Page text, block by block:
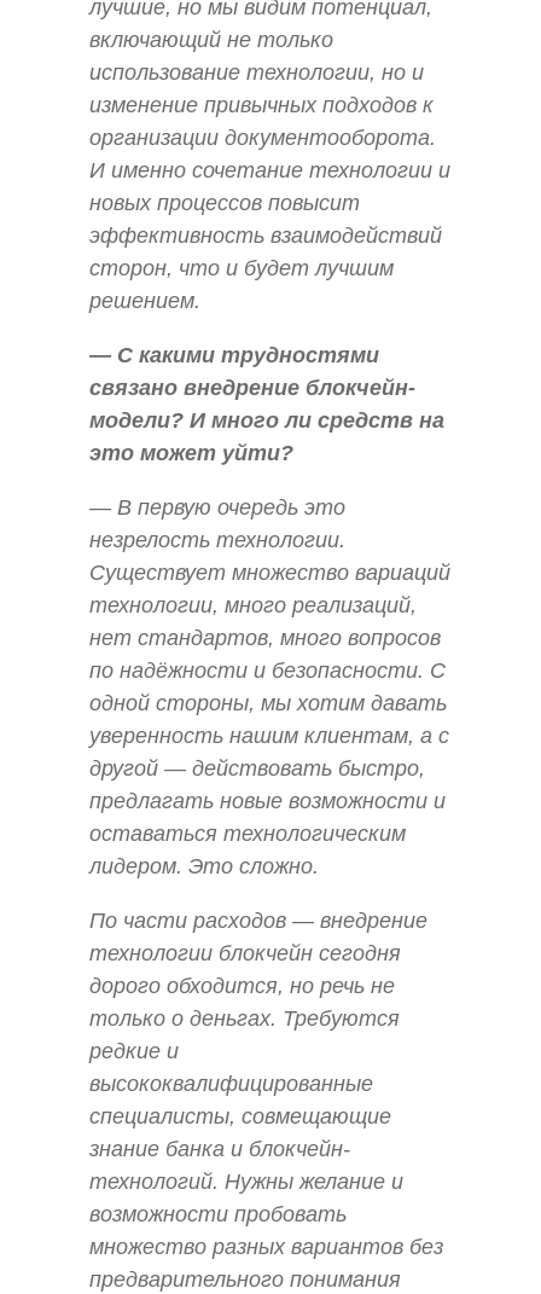
лучшие, но мы видим потенциал,
включающий не только
использование технологии, но и
изменение привычных подходов к
организации документооборота.
И именно сочетание технологии и
новых процессов повысит
эффективность взаимодействий
сторон, что и будет лучшим
решением.
— С какими трудностями
связано внедрение блокчейн-
модели? И много ли средств на
это может уйти?
— В первую очередь это
незрелость технологии.
Существует множество вариаций
технологии, много реализаций,
нет стандартов, много вопросов
по надёжности и безопасности. С
одной стороны, мы хотим давать
уверенность нашим клиентам, а с
другой — действовать быстро,
предлагать новые возможности и
оставаться технологическим
лидером. Это сложно.
По части расходов — внедрение
технологии блокчейн сегодня
дорого обходится, но речь не
только о деньгах. Требуются
редкие и
высококвалифицированные
специалисты, совмещающие
знание банка и блокчейн-
технологий. Нужны желание и
возможности пробовать
множество разных вариантов без
предварительного понимания